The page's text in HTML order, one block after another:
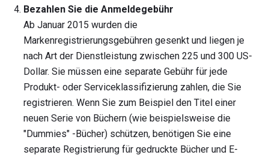
Bezahlen Sie die Anmeldegebühr
Ab Januar 2015 wurden die
Markenregistrierungsgebühren gesenkt und liegen je
nach Art der Dienstleistung zwischen 225 und 300 US-
Dollar. Sie müssen eine separate Gebühr für jede
Produkt- oder Serviceklassifizierung zahlen, die Sie
registrieren. Wenn Sie zum Beispiel den Titel einer
neuen Serie von Büchern (wie beispielsweise die
"Dummies" -Bücher) schützen, benötigen Sie eine
separate Registrierung für gedruckte Bücher und E-